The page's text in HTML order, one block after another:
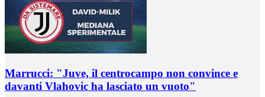
Marrucci: "Juve, il centrocampo non convince e
davanti Vlahovic ha lasciato un vuoto"